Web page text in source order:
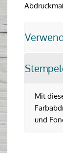
Mit
und